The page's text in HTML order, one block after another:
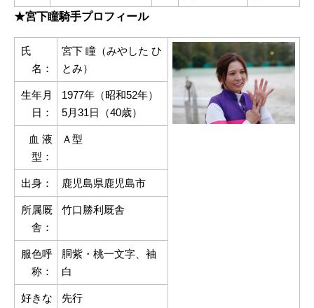
★宮下瞳騎手プロフィール
氏
名：
宮下 瞳（みやした ひ
とみ）
生年月
日：
1977年（昭和52年）
5月31日（40歳）
血 液
型：
Ａ型
出身： 鹿児島県鹿児島市
所属厩
舎：
竹口勝利厩舎
服色呼
称：
胴紫・桃一文字、袖
白
好きな
先行